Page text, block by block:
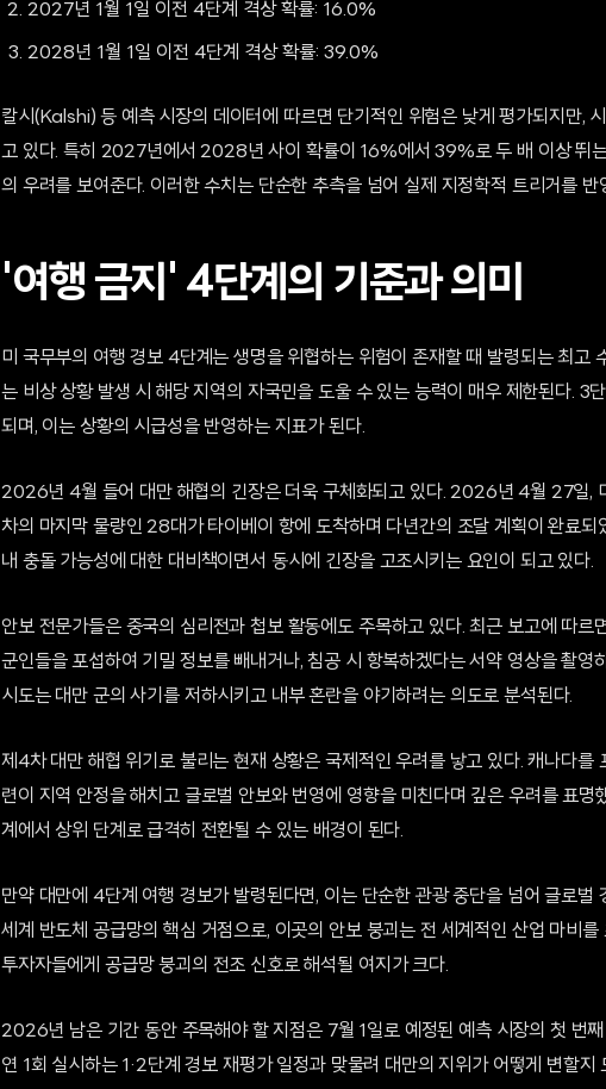
2027년 1월 1일 이전 4단계 격상 확률: 16.0%
2028년 1월 1일 이전 4단계 격상 확률: 39.0%
칼시(Kalshi) 등 예측 시장의 데이터에 따르면 단기적인 위험은 낮게 평가되지만,
고 있다. 특히 2027년에서 2028년 사이 확률이 16%에서 39%로 두 배 이상 뛰
의 우려를 보여준다. 이러한 수치는 단순한 추측을 넘어 실제 지정학적 트리거를 반
'여행 금지' 4단계의 기준과 의미
미 국무부의 여행 경보 4단계는 생명을 위협하는 위험이 존재할 때 발령되는 최고
는 비상 상황 발생 시 해당 지역의 자국민을 도울 수 있는 능력이 매우 제한된다. 3
되며, 이는 상황의 시급성을 반영하는 지표가 된다.
2026년 4월 들어 대만 해협의 긴장은 더욱 구체화되고 있다. 2026년 4월 27일,
차의 마지막 물량인 28대가 타이베이 항에 도착하며 다년간의 조달 계획이 완료되
내 충돌 가능성에 대한 대비책이면서 동시에 긴장을 고조시키는 요인이 되고 있다.
안보 전문가들은 중국의 심리전과 첩보 활동에도 주목하고 있다. 최근 보고에 따르
군인들을 포섭하여 기밀 정보를 빼내거나, 침공 시 항복하겠다는 서약 영상을 촬영
시도는 대만 군의 사기를 저하시키고 내부 혼란을 야기하려는 의도로 분석된다.
제4차 대만 해협 위기로 불리는 현재 상황은 국제적인 우려를 낳고 있다. 캐나다를
련이 지역 안정을 해치고 글로벌 안보와 번영에 영향을 미친다며 깊은 우려를 표명
계에서 상위 단계로 급격히 전환될 수 있는 배경이 된다.
만약 대만에 4단계 여행 경보가 발령된다면, 이는 단순한 관광 중단을 넘어 글로벌
세계 반도체 공급망의 핵심 거점으로, 이곳의 안보 붕괴는 전 세계적인 산업 마비
투자자들에게 공급망 붕괴의 전조 신호로 해석될 여지가 크다.
2026년 남은 기간 동안 주목해야 할 지점은 7월 1일로 예정된 예측 시장의 첫 번
연 1회 실시하는 1·2단계 경보 재평가 일정과 맞물려 대만의 지위가 어떻게 변할지